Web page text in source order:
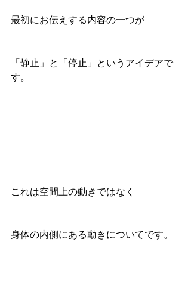
最初にお伝えする内容の一つが
「静止」と「停止」というアイデアで
す。
これは空間上の動きではなく
身体の内側にある動きについてです。